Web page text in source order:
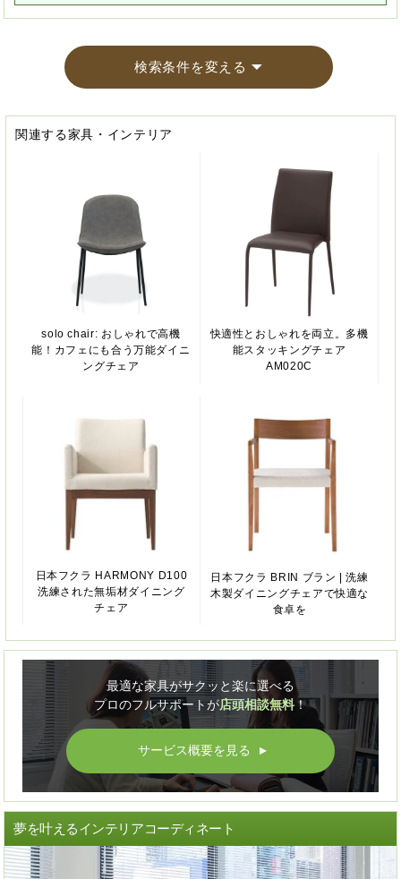
検索条件を変える
関連する家具・インテリア
solo chair: おしゃれで高機
能！カフェにも合う万能ダイニ
ングチェア
快適性とおしゃれを両立。多機
能スタッキングチェア
AM020C
日本フクラ HARMONY D100
洗練された無垢材ダイニング
チェア
日本フクラ BRIN ブラン | 洗練
木製ダイニングチェアで快適な
食卓を
最適な家具がサクッと楽に選べる
プロのフルサポートが店頭相談無料！
サービス概要を見る ▲
夢を叶えるインテリアコーディネート